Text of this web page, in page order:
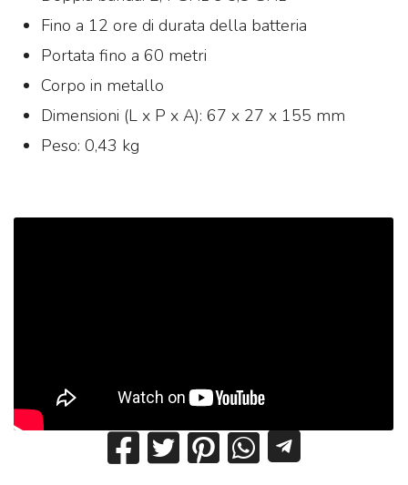
Fino a 12 ore di durata della batteria
Portata fino a 60 metri
Corpo in metallo
Dimensioni (L x P x A): 67 x 27 x 155 mm
Peso: 0,43 kg